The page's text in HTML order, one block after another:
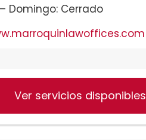
Domingo: Cerrado
Ver servicios disponibles